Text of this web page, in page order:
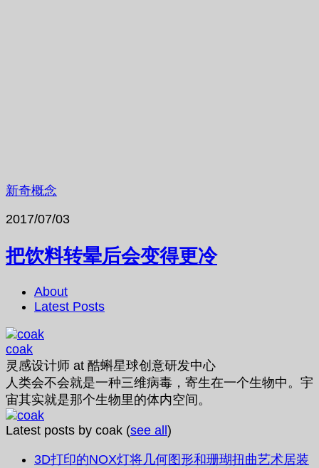
新奇概念
2017/07/03
把饮料转晕后会变得更冷
About
Latest Posts
coak
灵感设计师 at 酷蝌星球创意研发中心
人类会不会就是一种三维病毒，寄生在一个生物中。宇
宙其实就是那个生物里的体内空间。
Latest posts by coak (see all )
3D打印的NOX灯将几何图形和珊瑚扭曲艺术居装